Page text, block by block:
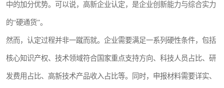
中的加分优势。可以说，高新企业认定，是企业创新能力与综合实力
的“硬通货”。
然而，认定过程并非一蹴而就。企业需要满足一系列硬性条件，包括
核心知识产权、技术领域符合国家重点支持方向、科技人员占比、研
发费用占比、高新技术产品收入占比等。同时，申报材料需要详实、